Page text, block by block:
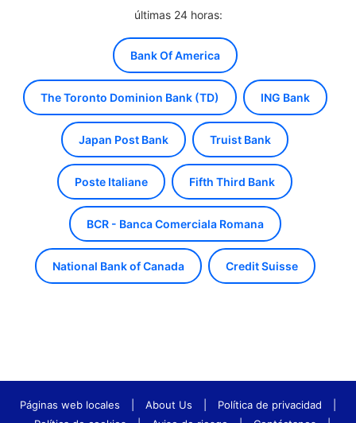
últimas 24 horas:
Bank Of America
The Toronto Dominion Bank (TD) ING Bank
Japan Post Bank Truist Bank
Poste Italiane Fifth Third Bank
BCR - Banca Comerciala Romana
National Bank of Canada Credit Suisse
Páginas web locales About Us Política de privacidad